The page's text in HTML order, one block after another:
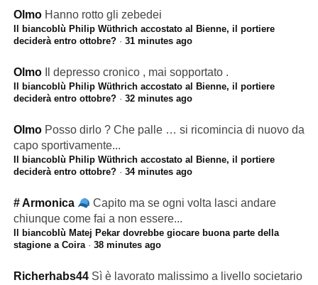
Olmo Hanno rotto gli zebedei
Il biancoblù Philip Wüthrich accostato al Bienne, il portiere
deciderà entro ottobre?· 31 minutes ago
Olmo Il depresso cronico , mai sopportato .
Il biancoblù Philip Wüthrich accostato al Bienne, il portiere
deciderà entro ottobre?· 32 minutes ago
Olmo Posso dirlo ? Che palle … si ricomincia di nuovo da
capo sportivamente...
Il biancoblù Philip Wüthrich accostato al Bienne, il portiere
deciderà entro ottobre?· 34 minutes ago
# Armonica
Capito ma se ogni volta lasci andare
chiunque come fai a non essere...
Il biancoblù Matej Pekar dovrebbe giocare buona parte della
stagione a Coira· 38 minutes ago
Richerhabs44 Sì è lavorato malissimo a livello societario